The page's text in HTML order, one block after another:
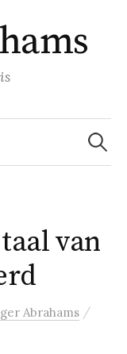
Zoeken
naar:
van
Abrahams /